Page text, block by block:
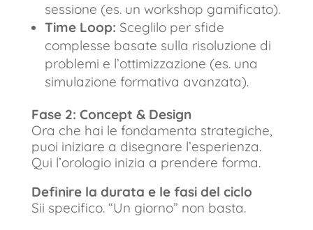
sessione (es. un workshop gamificato).
Time Loop: Sceglilo per sfide
complesse basate sulla risoluzione di
problemi e l’ottimizzazione (es. una
simulazione formativa avanzata).
Fase 2: Concept & Design
Ora che hai le fondamenta strategiche,
puoi iniziare a disegnare l’esperienza.
Qui l’orologio inizia a prendere forma.
Definire la durata e le fasi del ciclo
Sii specifico. “Un giorno” non basta.